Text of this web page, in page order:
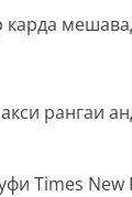
карда
рангаи
Times New